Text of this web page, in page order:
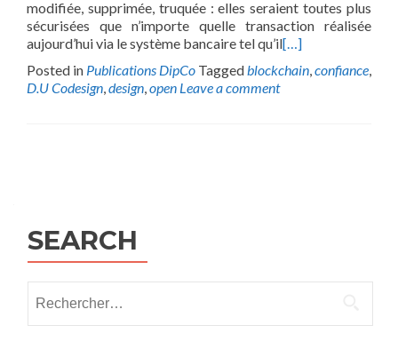
modifiée, supprimée, truquée : elles seraient toutes plus
sécurisées que n’importe quelle transaction réalisée
aujourd’hui via le système bancaire tel qu’il[…]
Posted in Publications DipCo Tagged blockchain confiance
D.U Codesign design open Leave a comment
SEARCH